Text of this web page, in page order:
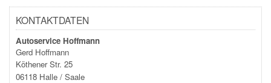
KONTAKTDATEN
Autoservice Hoffmann
Gerd Hoffmann
Köthener Str. 25
06118 Halle / Saale